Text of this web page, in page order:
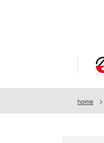
home